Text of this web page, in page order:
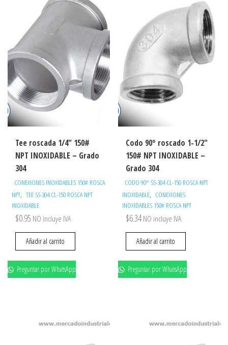
Tee roscada 1/4″ 150#
NPT INOXIDABLE – Grado
304
CONEXIONES INOXIDABLES 150# ROSCA
NPT, TEE SS-304 CL-150 ROSCA NPT
INOXIDABLE
$0.95 NO incluye IVA
Añadir al carrito
Preguntar por WhatsApp
Codo 90° roscado 1-1/2″
150# NPT INOXIDABLE –
Grado 304
CODO 90° SS-304 CL-150 ROSCA NPT
INOXIDABLE, CONEXIONES
INOXIDABLES 150# ROSCA NPT
$6.34NO incluye IVA
Añadir al carrito
Preguntar por WhatsApp